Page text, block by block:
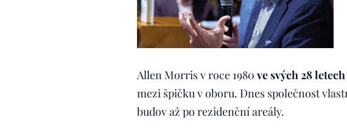
Allen Morris v roce 1980 ve svých 28
mezi špičku v oboru. Dnes společnost
budov až po rezidenční areály.